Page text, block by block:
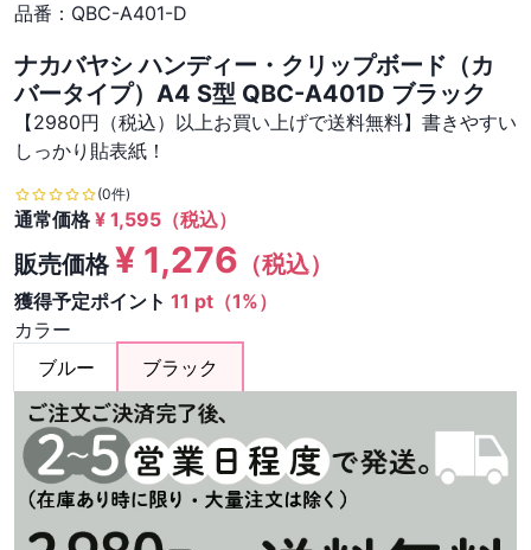
品番： QBC-A401-D
ナカバヤシ ハンディー・クリップボード（カ
バータイプ）A4 S型 QBC-A401D ブラック
【2980円（税込）以上お買い上げで送料無料】書きやすい
しっかり貼表紙！
(0件)
通常価格¥ 1,595 （税込）
販売価格¥ 1,276 （税込）
獲得予定ポイント 11 pt（1%）
カラー
ブルー
ブラック